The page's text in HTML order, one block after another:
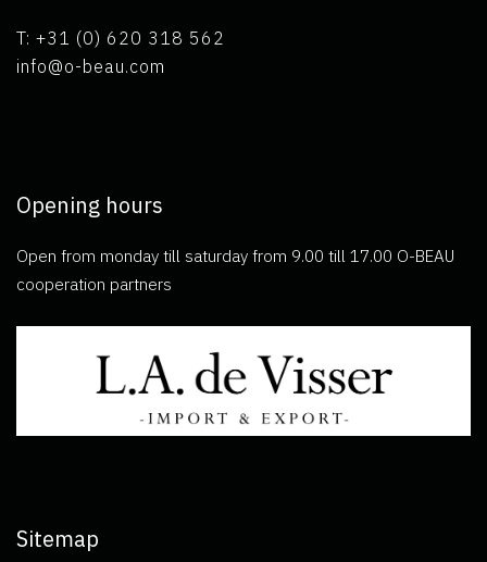
T: +31 (0) 620 318 562
info@o-beau.com
Opening hours
Open from monday till saturday from 9.00 till 17.00 O-BEAU
cooperation partners
Sitemap